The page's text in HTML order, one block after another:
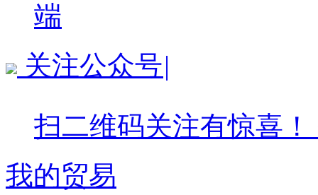
端
关注公众号|
扫二维码关注有惊喜！
我的贸易